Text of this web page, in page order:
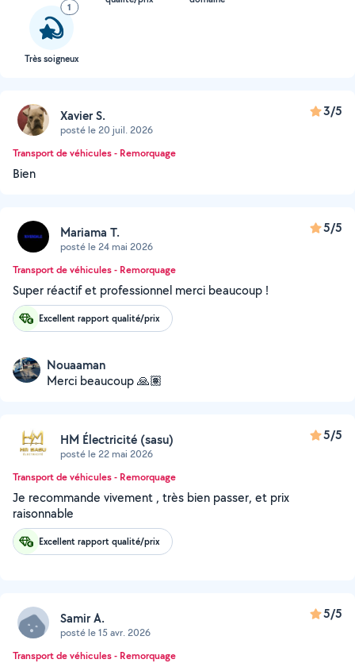
1
Très soigneux
Xavier S.
posté le 20 juil. 2026
3/5
Transport de véhicules - Remorquage
Bien
Mariama T.
posté le 24 mai 2026
5/5
Transport de véhicules - Remorquage
Super réactif et professionnel merci beaucoup !
Excellent rapport qualité/prix
Nouaaman
Merci beaucoup 🙏🏽
HM Électricité (sasu)
posté le 22 mai 2026
5/5
Transport de véhicules - Remorquage
Je recommande vivement , très bien passer, et prix
raisonnable
Excellent rapport qualité/prix
Samir A.
posté le 15 avr. 2026
5/5
Transport de véhicules - Remorquage